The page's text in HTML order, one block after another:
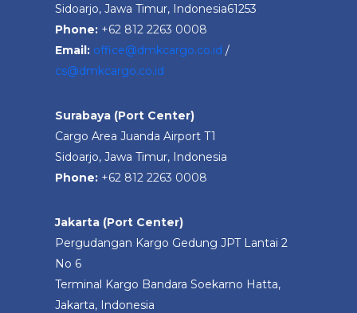
Sidoarjo, Jawa Timur, Indonesia61253
Phone: +62 812 2263 0008
Email: office@dmkcargo.co.id /
cs@dmkcargo.co.id
Surabaya (Port Center)
Cargo Area Juanda Airport T1
Sidoarjo, Jawa Timur, Indonesia
Phone: +62 812 2263 0008
Jakarta (Port Center)
Pergudangan Kargo Gedung JPT Lantai 2
No 6
Terminal Kargo Bandara Soekarno Hatta,
Jakarta, Indonesia